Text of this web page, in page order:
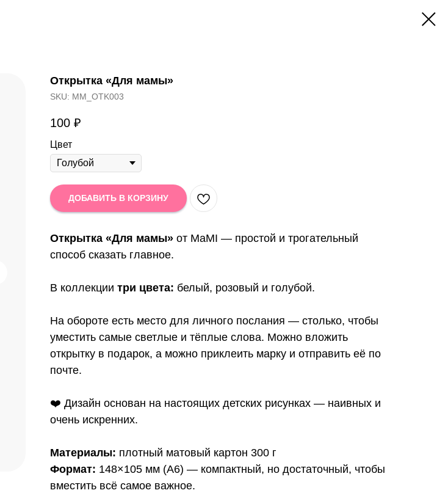
Открытка «Для мамы»
SKU: MM_OTK003
100 ₽
Цвет
ДОБАВИТЬ В КОРЗИНУ
Открытка «Для мамы» от MaMI — простой и трогательный
способ сказать главное.
В коллекции три цвета: белый, розовый и голубой.
На обороте есть место для личного послания — столько, чтобы
уместить самые светлые и тёплые слова. Можно вложить
открытку в подарок, а можно приклеить марку и отправить её по
почте.
❤️ Дизайн основан на настоящих детских рисунках — наивных и
очень искренних.
Материалы: плотный матовый картон 300 г
Формат: 148×105 мм (А6) — компактный, но достаточный, чтобы
вместить всё самое важное.